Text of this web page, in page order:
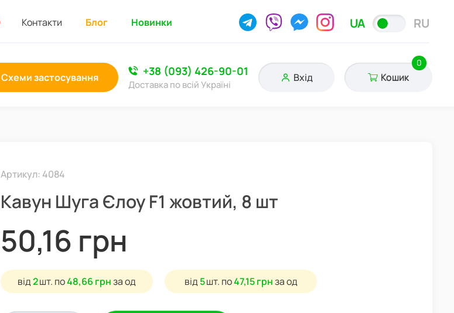
Контакти Блог Новинки UA RU
Схеми застосування +38 (093) 426-90-01
Доставка по всій Україні
Вхід Кошик
0
Артикул: 4084
Кавун Шуга Єлоу F1 жовтий, 8 шт
50,16 грн
від2шт. по48,66 грнза од від 5шт. по47,15 грнза од